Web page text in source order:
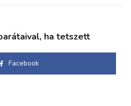
ha tetszett
Facebook